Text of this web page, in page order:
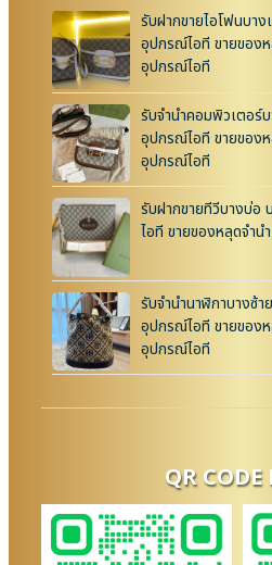
รับฝากขายไอโฟนบา
อุปกรณ์ไอที ขายของ
อุปกรณ์ไอที
รับจำนำคอมพิวเตอร์
อุปกรณ์ไอที ขายของ
อุปกรณ์ไอที
รับฝากขายทีวีบางบ่อ
ไอที ขายของหลุดจำ
รับจำนำนาฬิกาบางซ้
อุปกรณ์ไอที ขายของ
อุปกรณ์ไอที
QR